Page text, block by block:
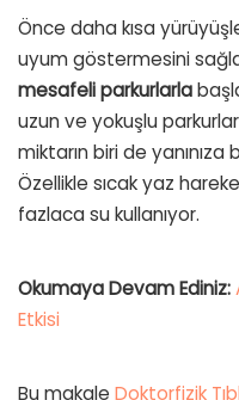
Önce daha kısa
uyum göstermesini
mesafeli parkurlarla
uzun ve yokuşlu
miktarın biri de yanınıza
Özellikle sıcak yaz
fazlaca su kullanıyor.
Okumaya Devam Ediniz:
Etkisi
Bu makale Doktorfizik